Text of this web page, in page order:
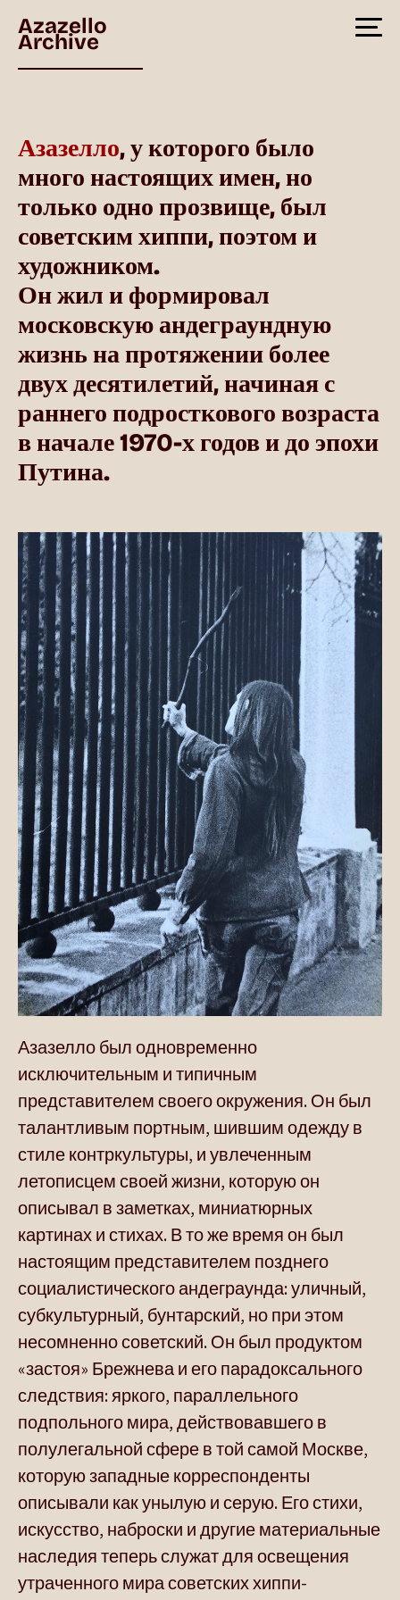
Azazello
Archive
Азазелло, у которого было
много настоящих имен, но
только одно прозвище, был
советским хиппи, поэтом и
художником.
Он жил и формировал
московскую андеграундную
жизнь на протяжении более
двух десятилетий, начиная с
раннего подросткового возраста
в начале 1970-х годов и до эпохи
Путина.
Азазелло был одновременно
исключительным и типичным
представителем своего окружения. Он был
талантливым портным, шившим одежду в
стиле контркультуры, и увлеченным
летописцем своей жизни, которую он
описывал в заметках, миниатюрных
картинах и стихах. В то же время он был
настоящим представителем позднего
социалистического андеграунда: уличный,
субкультурный, бунтарский, но при этом
несомненно советский. Он был продуктом
«застоя» Брежнева и его парадоксального
следствия: яркого, параллельного
подпольного мира, действовавшего в
полулегальной сфере в той самой Москве,
которую западные корреспонденты
описывали как унылую и серую. Его стихи,
искусство, наброски и другие материальные
наследия теперь служат для освещения
утраченного мира советских хиппи-